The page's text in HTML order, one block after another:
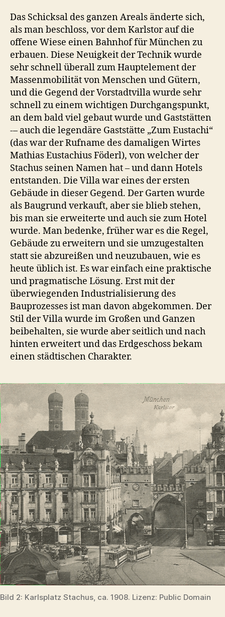
Das Schicksal des ganzen Areals änderte sich,
als man beschloss, vor dem Karlstor auf die
offene Wiese einen Bahnhof für München zu
erbauen. Diese Neuigkeit der Technik wurde
sehr schnell überall zum Hauptelement der
Massenmobilität von Menschen und Gütern,
und die Gegend der Vorstadtvilla wurde sehr
schnell zu einem wichtigen Durchgangspunkt,
an dem bald viel gebaut wurde und Gaststätten
-– auch die legendäre Gaststätte „Zum Eustachi“
(das war der Rufname des damaligen Wirtes
Mathias Eustachius Föderl), von welcher der
Stachus seinen Namen hat – und dann Hotels
entstanden. Die Villa war eines der ersten
Gebäude in dieser Gegend. Der Garten wurde
als Baugrund verkauft, aber sie blieb stehen,
bis man sie erweiterte und auch sie zum Hotel
wurde. Man bedenke, früher war es die Regel,
Gebäude zu erweitern und sie umzugestalten
statt sie abzureißen und neuzubauen, wie es
heute üblich ist. Es war einfach eine praktische
und pragmatische Lösung. Erst mit der
überwiegenden Industrialisierung des
Bauprozesses ist man davon abgekommen. Der
Stil der Villa wurde im Großen und Ganzen
beibehalten, sie wurde aber seitlich und nach
hinten erweitert und das Erdgeschoss bekam
einen städtischen Charakter.
Bild 2: Karlsplatz Stachus, ca. 1908. Lizenz: Public Domain